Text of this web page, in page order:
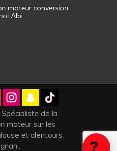
moteur conversion
Albi
de la
moteur sur les
et alentours,